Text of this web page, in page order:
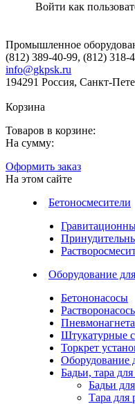
Войти как
Промышленное
(812) 389-40-99, (812) 318-
info@gkpsk.ru
194291 Россия, Санкт-
Корзина
Товаров в корзине:
На сумму:
Оформить заказ
На этом сайте
Бетоносмесители
Оборудование
Бетононасосы
Штукатурные
Торкрет
Оборудование
Бадьи, тара для
Бадьи
Тара для